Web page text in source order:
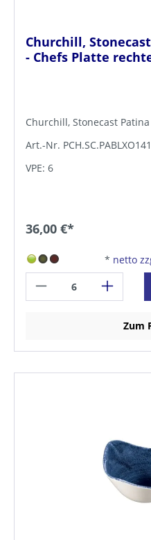
Churchill,
- Chefs Platte
Churchill, Stonecast Patina
Art.-Nr. PCH.SC.PABLXO141
VPE: 6
36,00 €*
* netto
Zum